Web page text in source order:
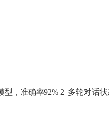
，准确率92% 2. 多轮对话